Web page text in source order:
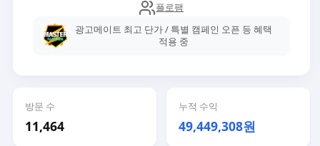
플로팸
광고메이트 최고 단가 / 특별 캠페인 오픈 등 혜택
적용 중
방문 수
11,464
누적 수익
49,449,308원